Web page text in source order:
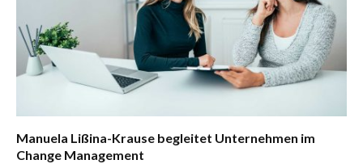
Manuela Lißina-Krause begleitet Unternehmen im
Change Management